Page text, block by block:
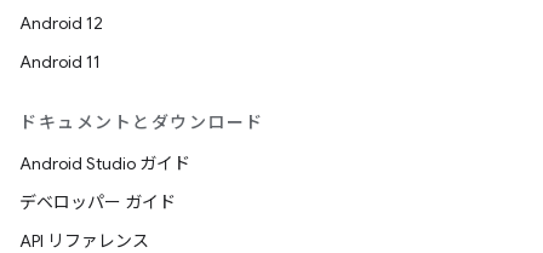
Android 12
Android 11
ドキュメントとダウンロード
Android Studio ガイド
デベロッパー ガイド
API リファレンス